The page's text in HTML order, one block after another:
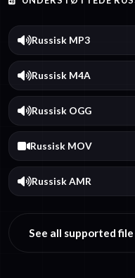
Russisk MP3
Russisk M4A
Russisk OGG
Russisk MOV
Russisk AMR
See all supported